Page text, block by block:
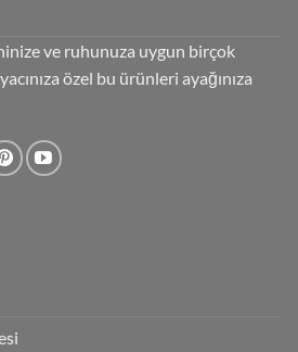
ve ruhunuza uygun birçok
özel bu ürünleri ayağınıza